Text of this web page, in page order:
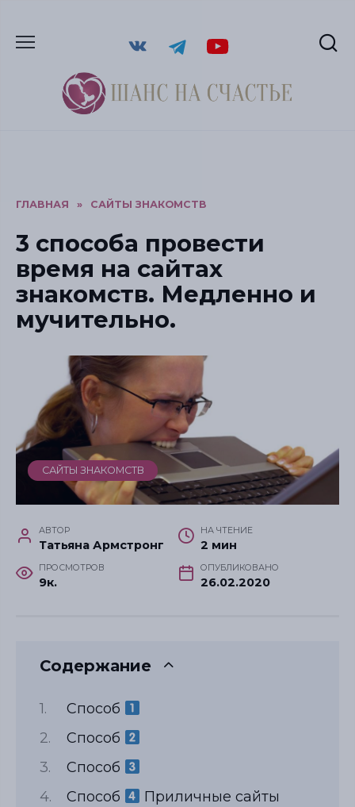
ГЛАВНАЯ » САЙТЫ ЗНАКОМСТВ
3 способа провести
время на сайтах
знакомств. Медленно и
мучительно.
САЙТЫ ЗНАКОМСТВ
АВТОР
Татьяна Армстронг
НА ЧТЕНИЕ
2 мин
ПРОСМОТРОВ
9к.
ОПУБЛИКОВАНО
26.02.2020
Содержание
Способ
Способ
Способ
Способ
Приличные сайты